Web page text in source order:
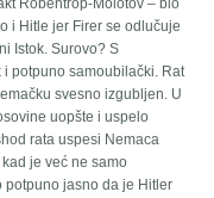
i Hitle jer Firer se odlučuje
Istok. Surovo? S
potpuno samoubilački. Rat
svesno izgubljen. U
uopšte i uspelo
rata uspesi Nemaca
je već ne samo
potpuno jasno da je Hitler